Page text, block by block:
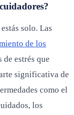
solo. Las
de los
estrés que
significativa de
como el
los